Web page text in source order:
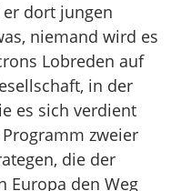
er dort jungen
niemand wird es
Lobreden auf
in der
es sich verdient
zweier
die der
Europa den Weg